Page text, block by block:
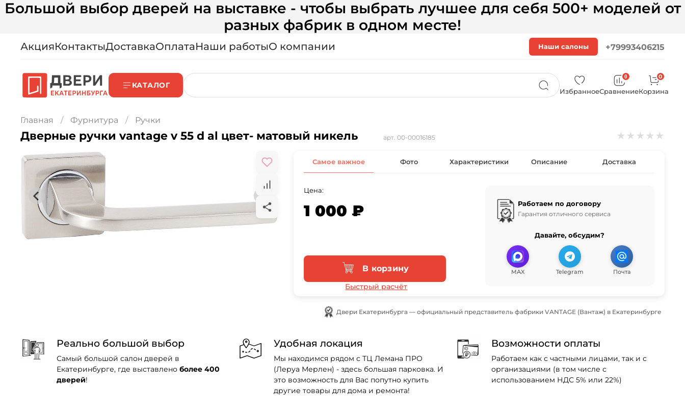
Большой выбор дверей на выставке - чтобы выбрать лучшее для себя 500+ моделей от
разных фабрик в одном месте!
АкцияКонтактыДоставкаОплатаНаши работыО компании Наши салоны +79993406215
КАТАЛОГ
Избранное
0
Сравнение
0
Корзина
Главная Фурнитура Ручки
Дверные ручки vantage v 55 d al цвет- матовый никель арт. 00-00016185 ★ ★ ★ ★ ★
Самое важное Фото Характеристики Описание Доставка
Цена:
1 000 ₽
В корзину
Быстрый расчёт
Работаем по договору
Гарантия отличного сервиса
Давайте, обсудим?
MAX Telegram Почта
Двери Екатеринбурга — официальный представитель фабрики VANTAGE (Вантаж) в Екатеринбурге
Реально большой выбор
Самый большой салон дверей в
Екатеринбурге, где выставлено более 400
дверей!
Удобная локация
Мы находимся рядом с ТЦ Лемана ПРО
(Леруа Мерлен) - здесь большая парковка. И
это возможность для Вас попутно купить
другие товары для дома и ремонта!
Возможности оплаты
Работаем как с частными лицами, так и с
организациями (в том числе с
использованием НДС 5% или 22%)